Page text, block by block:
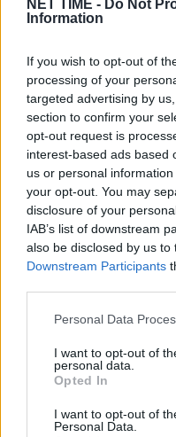
NET TIME - Do Not
Information
If you wish to opt-out of
processing of your
targeted advertising by
section to confirm your
opt-out request is
interest-based ads based
us or personal
your opt-out. You may
disclosure of your
IAB’s list of downstream
also be disclosed by us to
Downstream Participants
Personal Data
I want to opt-out of
personal data.
Opted In
I want to opt-out of
Personal Data.
Έρχονται τα
Αύγουστο – Ποια
ποια αναπνεόυν
Πε, 6 Αυγ 2026 23:52